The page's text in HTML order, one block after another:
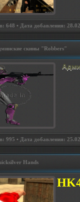
648 • Дата добавления:
скины "Robbers"
995 • Дата добавления:
Hands